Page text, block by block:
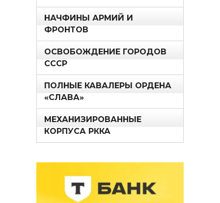
НАЧФИНЫ АРМИЙ И
ФРОНТОВ
ОСВОБОЖДЕНИЕ ГОРОДОВ
СССР
ПОЛНЫЕ КАВАЛЕРЫ ОРДЕНА
«СЛАВА»
МЕХАНИЗИРОВАННЫЕ
КОРПУСА РККА